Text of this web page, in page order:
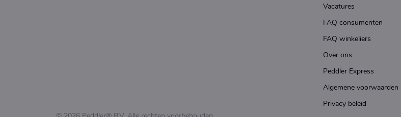
Vacatures
FAQ consumenten
FAQ winkeliers
Over ons
Peddler Express
Algemene voorwaarden
Privacy beleid